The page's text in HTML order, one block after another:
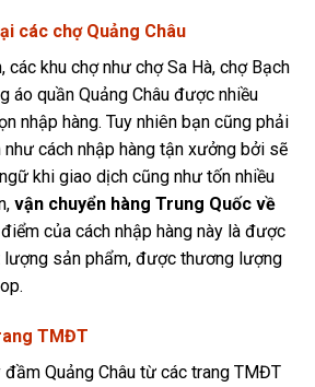
các chợ Quảng Châu
các khu chợ như chợ Sa Hà, chợ Bạch
áo quần Quảng Châu được nhiều
nhập hàng. Tuy nhiên bạn cũng phải
cách nhập hàng tận xưởng bởi sẽ
khi giao dịch cũng như tốn nhiều
vận chuyển hàng Trung Quốc về
của cách nhập hàng này là được
sản phẩm, được thương lượng
TMĐT
đầm Quảng Châu từ các trang TMĐT